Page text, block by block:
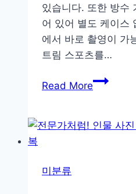
있습니다. 또한 방수
어 있어 별도 케이스
에서 바로 촬영이 가
트림 스포츠를…
Read More액
브
미분류